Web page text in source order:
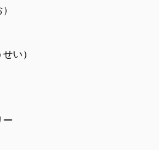
い）
ー